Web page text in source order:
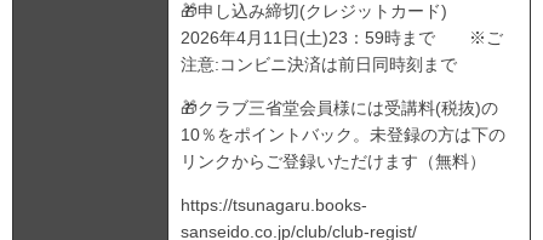
🎁申し込み締切(クレジットカード)
2026年4月11日(土)23：59時まで ※ご
注意:コンビニ決済は前日同時刻まで
🎁クラブ三省堂会員様には受講料(税抜)の
10％をポイントバック。未登録の方は下の
リンクからご登録いただけます（無料）
https://tsunagaru.books-
sanseido.co.jp/club/club-regist/